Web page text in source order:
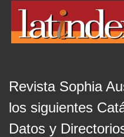
Revista Sophia
los siguientes
Datos y